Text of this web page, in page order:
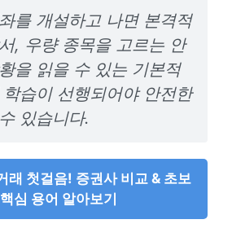
를 개설하고 나면 본격적
, 우량 종목을 고르는 안
을 읽을 수 있는 기본적
습이 선행되어야 안전한
있습니다.
래 첫걸음! 증권사 비교 & 초보
심 용어 알아보기